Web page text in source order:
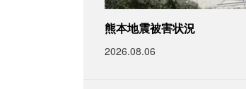
熊本地震被害状況
2026.08.06